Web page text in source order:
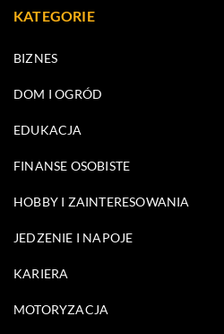
KATEGORIE
BIZNES
DOM I OGRÓD
EDUKACJA
FINANSE OSOBISTE
HOBBY I ZAINTERESOWANIA
JEDZENIE I NAPOJE
KARIERA
MOTORYZACJA